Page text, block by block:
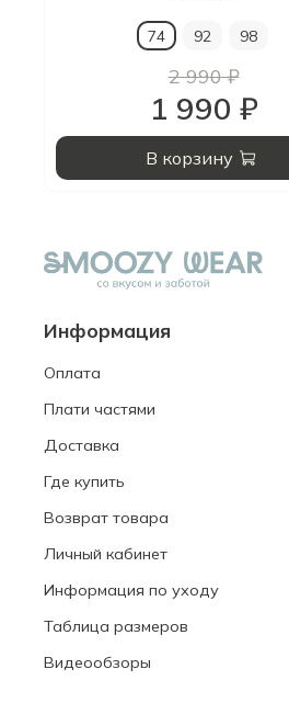
74 92 98
2 990 ₽
1 990 ₽
В корзину
Информация
Оплата
Плати частями
Доставка
Где купить
Возврат товара
Личный кабинет
Информация по уходу
Таблица размеров
Видеообзоры